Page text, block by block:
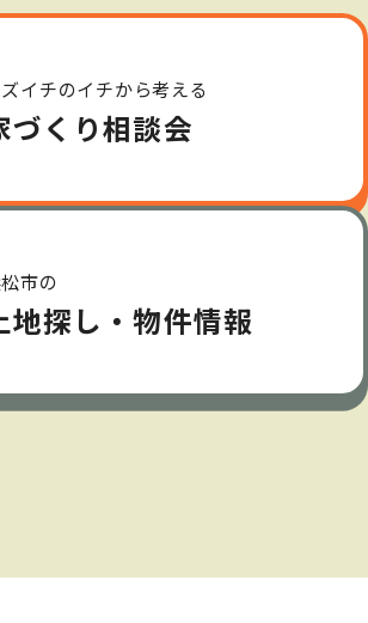
イチのイチから考える
づくり相談会
市の
地探し・物件情報